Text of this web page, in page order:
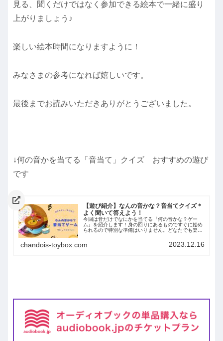
見る、聞くだけではなく参加できる絵本で一緒に盛り
上がりましょう♪
楽しい絵本時間になりますように！
みなさまの参考になれば嬉しいです。
最後までお読みいただきありがとうございました。
↓何の音かを当てる「音当て」クイズ おすすめの遊び
です
【遊び紹介】なんの音かな？音当てクイズ＊
よく聞いて答えよう！
今回は音だけでなにかを当てる『何の音かな？ゲー
ム』を紹介します！身の回りにあるものですぐに始め
られるので特別な準備はいりません。どなたでも楽し
紹介しているので、参考にしてみてくださいね。
chandois-toybox.com 2023.12.16